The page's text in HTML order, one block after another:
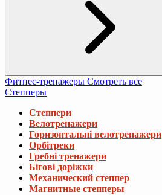
Фитнес-тренажеры Смотреть все
Степперы
Степпери
Велотренажери
Горизонтальні велотренажери
Орбітреки
Гребні тренажери
Бігові доріжки
Механический степпер
Магнитные степперы